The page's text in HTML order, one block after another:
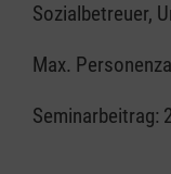
Sozialbetreuer,
Max.
Seminarbeitrag: